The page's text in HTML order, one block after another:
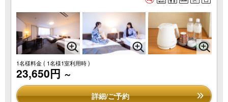
1名様料金( 1名様1室利用時 )
23,650円 ～
詳細/ご予約